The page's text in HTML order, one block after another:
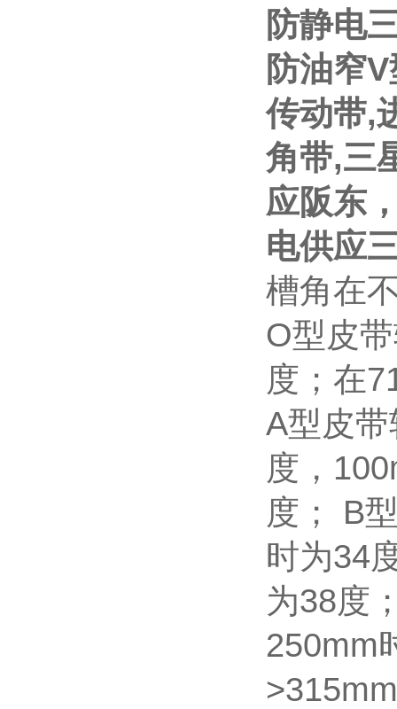
防静电
防油窄
传动带,
角带,三
应阪东
电供应
槽角在
O型皮
度；在
A型皮
度，
度； B
时为34
为38度
250mm